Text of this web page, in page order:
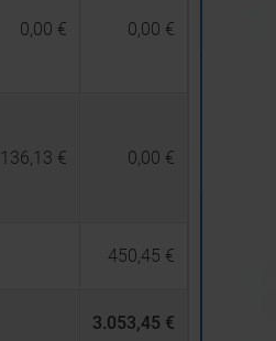
0,00 € 0,00 €
136,13 € 0,00 €
450,45 €
3.053,45 €